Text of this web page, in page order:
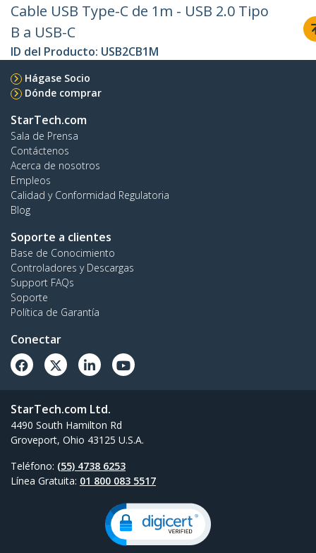
Cable USB Type-C de 1m - USB 2.0 Tipo
B a USB-C
ID del Producto: USB2CB1M
Hágase Socio
Dónde comprar
StarTech.com
Sala de Prensa
Contáctenos
Acerca de nosotros
Empleos
Calidad y Conformidad Regulatoria
Blog
Soporte a clientes
Base de Conocimiento
Controladores y Descargas
Support FAQs
Soporte
Política de Garantía
Conectar
StarTech.com Ltd.
4490 South Hamilton Rd
Groveport, Ohio 43125 U.S.A.
Teléfono: (55) 4738 6253
Línea Gratuita: 01 800 083 5517